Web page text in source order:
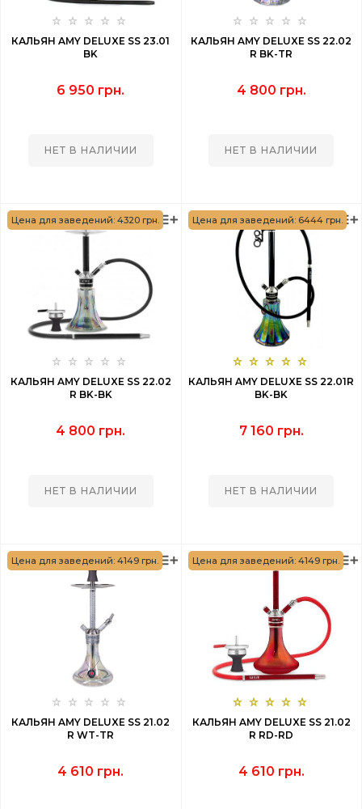
КАЛЬЯН AMY DELUXE SS 23.01
BK
6 950 грн.
НЕТ В НАЛИЧИИ
КАЛЬЯН AMY DELUXE SS 22.02
R BK-TR
4 800 грн.
НЕТ В НАЛИЧИИ
Цена для заведений: 4320 грн.
КАЛЬЯН AMY DELUXE SS 22.02
R BK-BK
4 800 грн.
НЕТ В НАЛИЧИИ
Цена для заведений: 6444 грн.
КАЛЬЯН AMY DELUXE SS 22.01R
BK-BK
7 160 грн.
НЕТ В НАЛИЧИИ
Цена для заведений: 4149 грн.
КАЛЬЯН AMY DELUXE SS 21.02
R WT-TR
4 610 грн.
Цена для заведений: 4149 грн.
КАЛЬЯН AMY DELUXE SS 21.02
R RD-RD
4 610 грн.